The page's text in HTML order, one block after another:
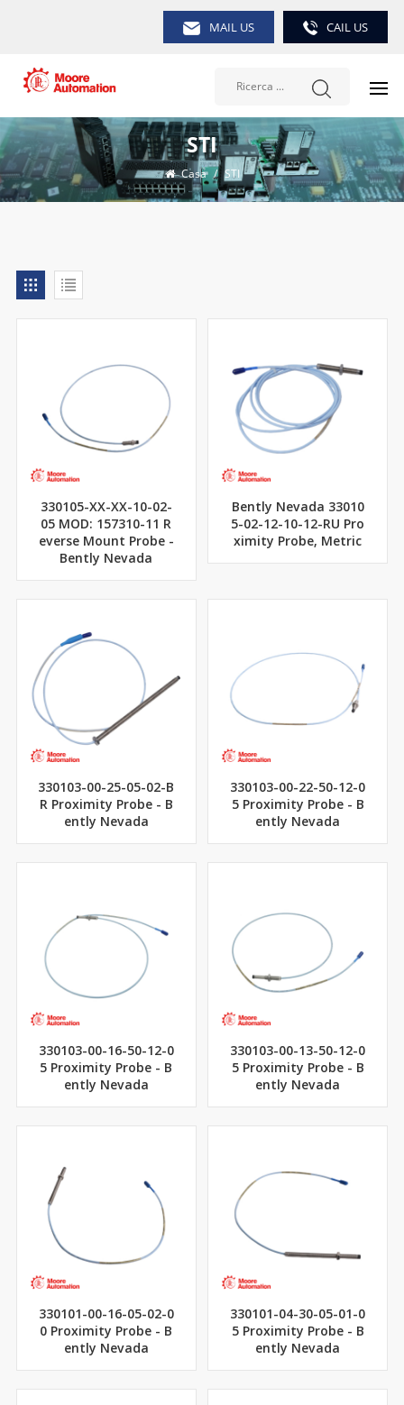
MAIL US CAIL US
STI
Casa / STI
330105-XX-XX-10-02-
05 MOD: 157310-11 R
everse Mount Probe -
Bently Nevada
Bently Nevada 33010
5-02-12-10-12-RU Pro
ximity Probe, Metric
330103-00-25-05-02-B
R Proximity Probe - B
ently Nevada
330103-00-22-50-12-0
5 Proximity Probe - B
ently Nevada
330103-00-16-50-12-0
5 Proximity Probe - B
ently Nevada
330103-00-13-50-12-0
5 Proximity Probe - B
ently Nevada
330101-00-16-05-02-0
0 Proximity Probe - B
ently Nevada
330101-04-30-05-01-0
5 Proximity Probe - B
ently Nevada